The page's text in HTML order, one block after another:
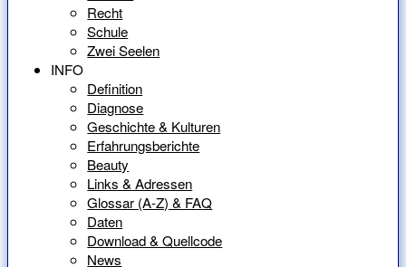
Recht
Schule
Zwei Seelen
INFO
Definition
Diagnose
Geschichte & Kulturen
Erfahrungsberichte
Beauty
Links & Adressen
Glossar (A-Z) & FAQ
Daten
Download & Quellcode
News